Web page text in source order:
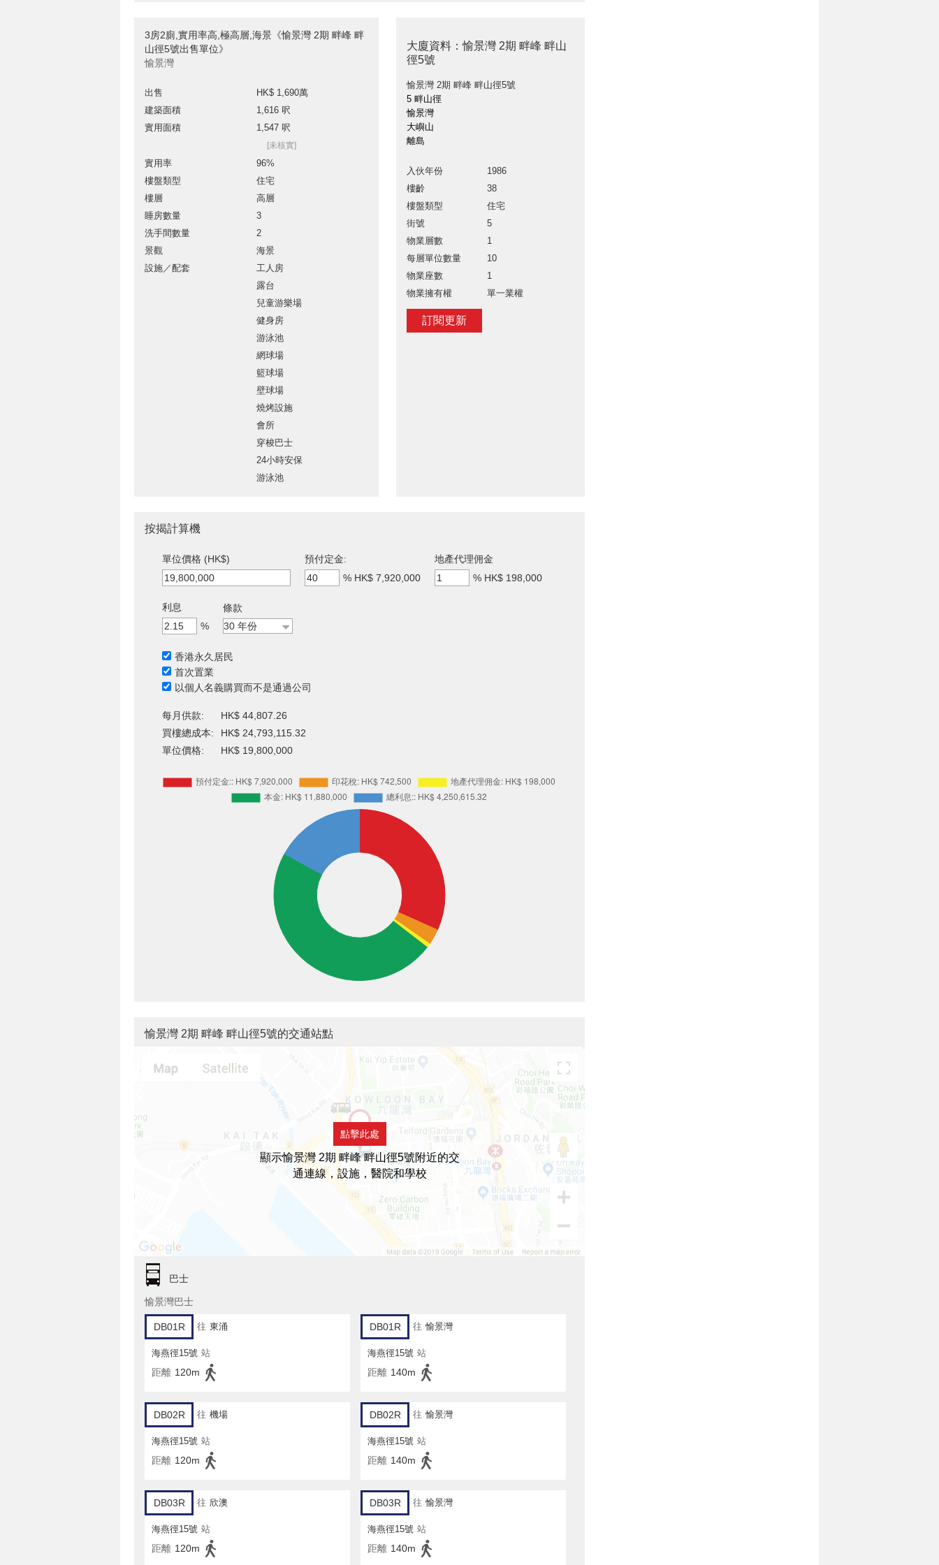
3房2廁,實用率高,極高層,海景《愉景灣 2期 畔峰 畔
山徑5號出售單位》
愉景灣
出售
HK$ 1,690萬
建築面積
1,616 呎
實用面積
1,547 呎
[未核實]
實用率
96%
樓盤類型
住宅
樓層
高層
睡房數量
3
洗手間數量
2
景觀
海景
設施／配套
工人房
露台
兒童游樂場
健身房
游泳池
網球場
籃球場
壁球場
燒烤設施
會所
穿梭巴士
24小時安保
游泳池
大廈資料：愉景灣 2期 畔峰 畔山
徑5號
愉景灣 2期 畔峰 畔山徑5號
5 畔山徑
愉景灣
大嶼山
離島
入伙年份
1986
樓齡
38
樓盤類型
住宅
街號
5
物業層數
1
每層單位數量
10
物業座數
1
物業擁有權
單一業權
訂閱更新
按揭計算機
單位價格 (HK$)
預付定金:
% HK$ 7,920,000
地產代理佣金
% HK$ 198,000
利息
%
條款
香港永久居民
首次置業
以個人名義購買而不是通過公司
每月供款:
HK$ 44,807.26
買樓總成本:
HK$ 24,793,115.32
單位價格:
HK$ 19,800,000
愉景灣 2期 畔峰 畔山徑5號的交通站點
點擊此處
顯示愉景灣 2期 畔峰 畔山徑5號附近的交
通連線，設施，醫院和學校
巴士
愉景灣巴士
DB01R 往 東涌
海燕徑15號 站
距離 120m
DB01R 往 愉景灣
海燕徑15號 站
距離 140m
DB02R 往 機場
海燕徑15號 站
距離 120m
DB02R 往 愉景灣
海燕徑15號 站
距離 140m
DB03R 往 欣澳
海燕徑15號 站
距離 120m
DB03R 往 愉景灣
海燕徑15號 站
距離 140m